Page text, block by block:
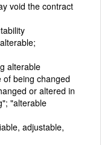
void the contract
alterable
being changed
or altered in
"alterable
adjustable,